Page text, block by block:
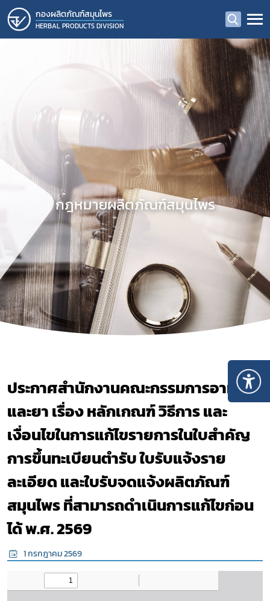
กองผลิตภัณฑ์สมุนไพร
HERBAL PRODUCTS DIVISION
กฎหมายผลิตภัณฑ์สมุนไพร
ประกาศสำนักงานคณะกรรมการอาหาร
และยา เรื่อง หลักเกณฑ์ วิธีการ และ
เงื่อนไขในการแก้ไขรายการในใบสำคัญ
การขึ้นทะเบียนตำรับ ใบรับแจ้งราย
ละเอียด และใบรับจดแจ้งผลิตภัณฑ์
สมุนไพร ที่สามารถดำเนินการแก้ไขก่อน
ได้ พ.ศ. 2569
1 กรกฎาคม 2569